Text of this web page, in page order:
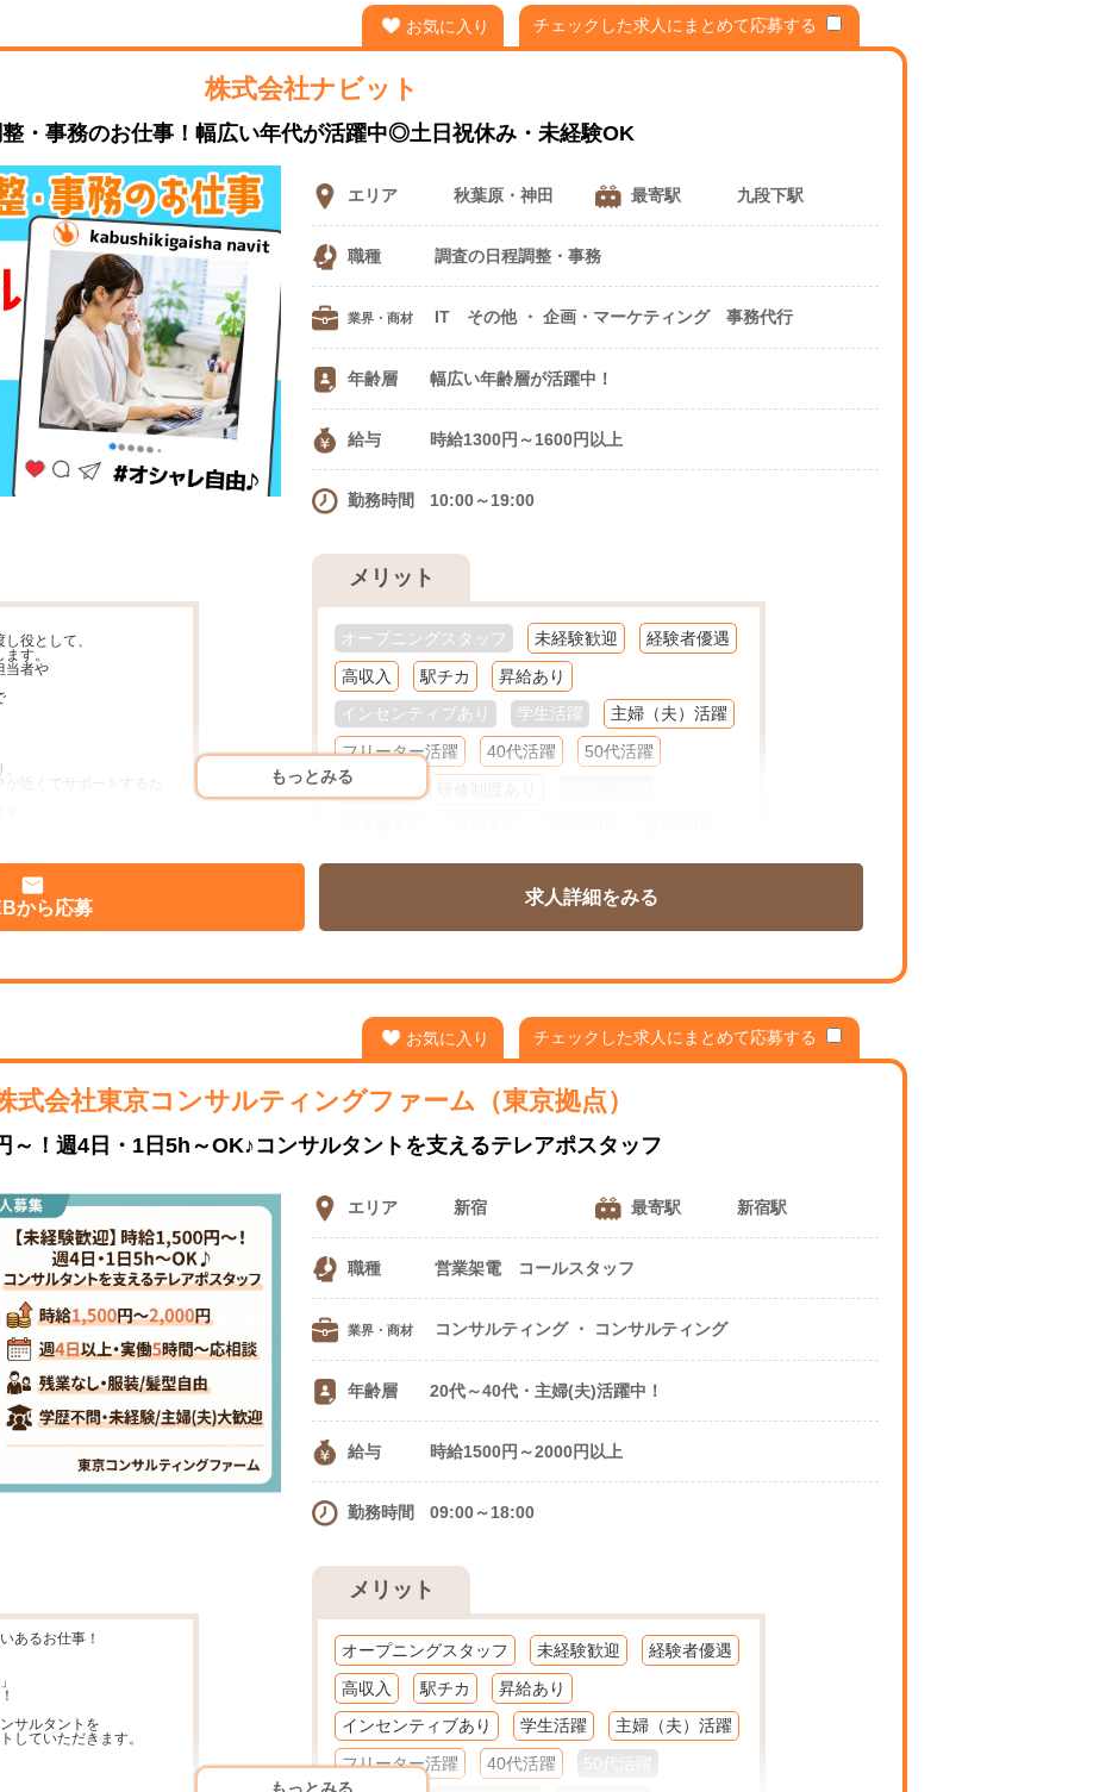
のが魅力です🌈
お気に入り チェックした求人にまとめて応募する
株式会社ナビット
整・事務のお仕事！幅広い年代が活躍中◎土日祝休み・未経験OK
エリア 秋葉原・神田 最寄駅 九段下駅
職種 調査の日程調整・事務
業界・商材 IT その他 ・ 企画・マーケティング 事務代行
年齢層 幅広い年齢層が活躍中！
給与 時給1300円～1600円以上
勤務時間 10:00～19:00
もっとみる
役として、
す。
当者や
近くでサポートするた
ます。
やすく馴染みやすい環
ス・ヒゲもOKです。
メリット
オープニングスタッフ 未経験歓迎
経験者優遇
高収入
駅チカ
昇給あり
インセンティブあり
学生活躍
主婦（夫）活躍
フリーター活躍
40代活躍
50代活躍
60代活躍
ネイルOK
ピアスOK 髭OK 在宅
週１～
フルタイム
扶養控除内勤OK
から応募
求人詳細をみる
お気に入り チェックした求人にまとめて応募する
式会社東京コンサルティングファーム（東京拠点）
～！週4日・1日5h～OK♪コンサルタントを支えるテレアポスタッフ
エリア 新宿 最寄駅 新宿駅
職種 営業架電 コールスタッフ
業界・商材 コンサルティング ・ コンサルティング
年齢層 20代～40代・主婦(夫)活躍中！
給与 時給1500円～2000円以上
勤務時間 09:00～18:00
あるお仕事！
サルタントを
していただきます。
メリット
オープニングスタッフ 未経験歓迎
経験者優遇
高収入
駅チカ
昇給あり
インセンティブあり
学生活躍
主婦（夫）活躍
フリーター活躍
40代活躍
50代活躍